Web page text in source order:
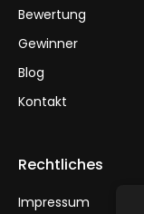
Bewertung
Gewinner
Blog
Kontakt
Rechtliches
Impressum